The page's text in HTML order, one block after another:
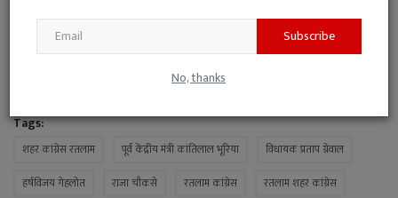
Subscribe
No, thanks
Tags:
शहर कांग्रेस रतलाम पूर्व केंद्रीय मंत्री कांतिलाल भूरिया
विधायक प्रताप ग्रेवाल
हर्षविजय गेहलोत
राजा चौकसे रतलाम कांग्रेस
रतलाम शहर कांग्रेस